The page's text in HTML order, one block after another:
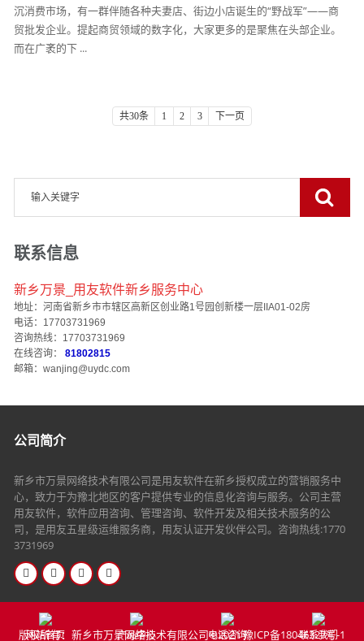
沉消费市场，有一群伴随各种夫妻店、街边小店诞生的“野战军”——商
贸批发企业。提起商贸领域的数字化，大家更多的是聚焦在头部企业。
而在广袤的下 ...
共30条 1 2 3 下一页
联系信息
新乡万景_用友软件新乡服务中心
地址：河南省新乡市市辖区高新区创业路1号园创新楼一层IIA01-02房
电话：17703731969
咨询热线：17703731969
在线咨询：
81802815
邮箱：wanjing@uydc.com
公司简介
新乡市万景网络技术有限公司是用友软件在新乡授权成立的营销服务中
心，致力于为豫北地区的客户提供专业的信息化咨询与服务。公司主营
用友软件，软件应用咨询、管理咨询、软件开发及相关技术服务的公
司，是用友五星级运维服务商，用友认证开发伙伴公司。咨询热线:1770
3731969
版权所有：新乡市万景网络技术有限公司©2021豫ICP备18046327号-1
网站首页 产品中心 电话咨询 联系我们